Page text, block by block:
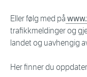
Eller følg med på
trafikkmeldinger og
landet og uavhengig
Her finner du